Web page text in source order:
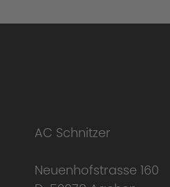
AC Schnitzer
Neuenhofstrasse 160